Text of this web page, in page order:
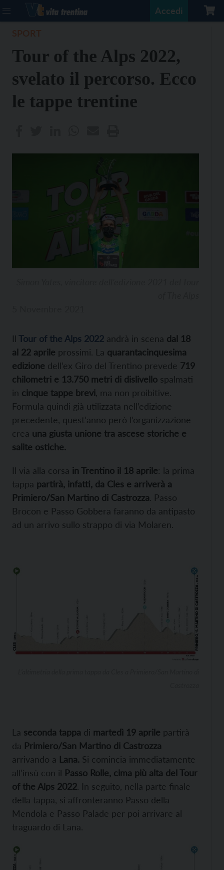
Accedi
Tour of the Alps 2022,
svelato il percorso. Ecco
le tappe trentine
Il Tour of the Alps 2022 andrà in scena dal 18
al 22 aprile prossimi. La quarantacinquesima
edizione dell’ex Giro del Trentino prevede 719
chilometri e 13.750 metri di dislivello spalmati
in cinque tappe brevi , ma non proibitive.
Formula quindi già utilizzata nell’edizione
precedente, quest’anno però l’organizzazione
crea una giusta unione tra ascese storiche e
salite ostiche.
Il via alla corsa in Trentino il 18 aprile: la prima
tappa partirà, infatti, da Cles e arriverà a
Primiero/San Martino di Castrozza. Passo
Brocon e Passo Gobbera faranno da antipasto
ad un arrivo sullo strappo di via Molaren.
La seconda tappa di martedì 19 aprile partirà
da Primiero/San Martino di Castrozza
arrivando a Lana. Si comincia immediatamente
all’insù con il Passo Rolle, cima più alta del Tour
of the Alps 2022. In seguito, nella parte finale
della tappa, si affronteranno Passo della
Mendola e Passo Palade per poi arrivare al
traguardo di Lana.